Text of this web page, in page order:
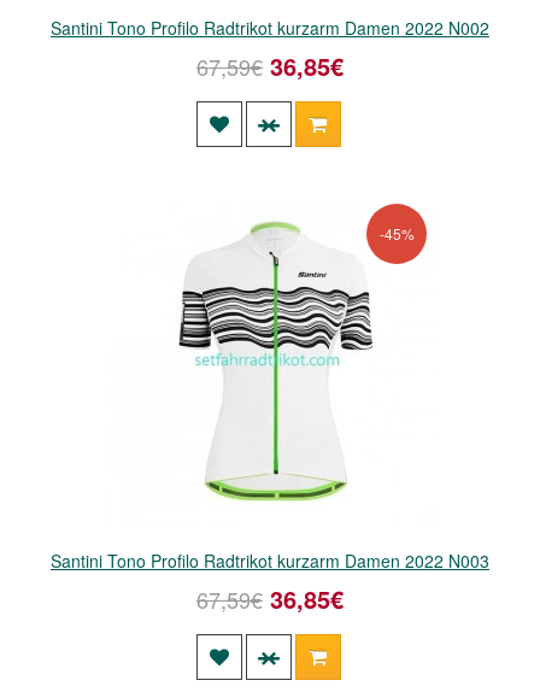
Santini Tono Profilo Radtrikot kurzarm Damen 2022 N002
67,59€ 36,85€
-45%
Santini Tono Profilo Radtrikot kurzarm Damen 2022 N003
67,59€ 36,85€